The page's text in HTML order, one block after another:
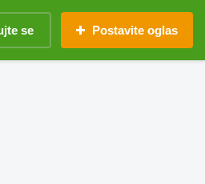
se Postavite oglas